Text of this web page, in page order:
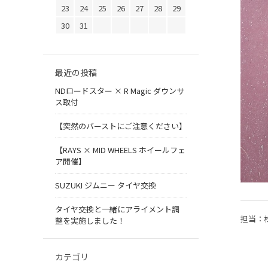
担当：
23 24 25 26 27 28
29
30
31
最近の投稿
NDロードスター × R Magic ダウンサ
ス取付
【突然のバーストにご注意ください】
【RAYS × MID WHEELS ホイールフェ
ア開催】
SUZUKI ジムニー タイヤ交換
タイヤ交換と一緒にアライメント調
整を実施しました！
カテゴリ